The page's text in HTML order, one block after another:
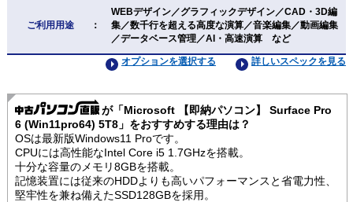
ご利用用途 ：
WEBデザイン／グラフィックデザイン／CAD・3D編
集／数千行を超える高度な演算／音楽編集／動画編集
／データベース管理／AI・高速演算 など
詳しいスペックを見る
オプションを選択する
が「Microsoft 【即納パソコン】 Surface Pro
6 (Win11pro64) 5T8」をおすすめする理由は？
OSは最新版Windows11 Proです。
CPUには高性能なIntel Core i5 1.7GHzを搭載。
十分な容量のメモリ8GBを搭載。
記憶装置には従来のHDDよりも高いパフォーマンスと省電力性、
堅牢性を兼ね備えたSSD128GBを採用。